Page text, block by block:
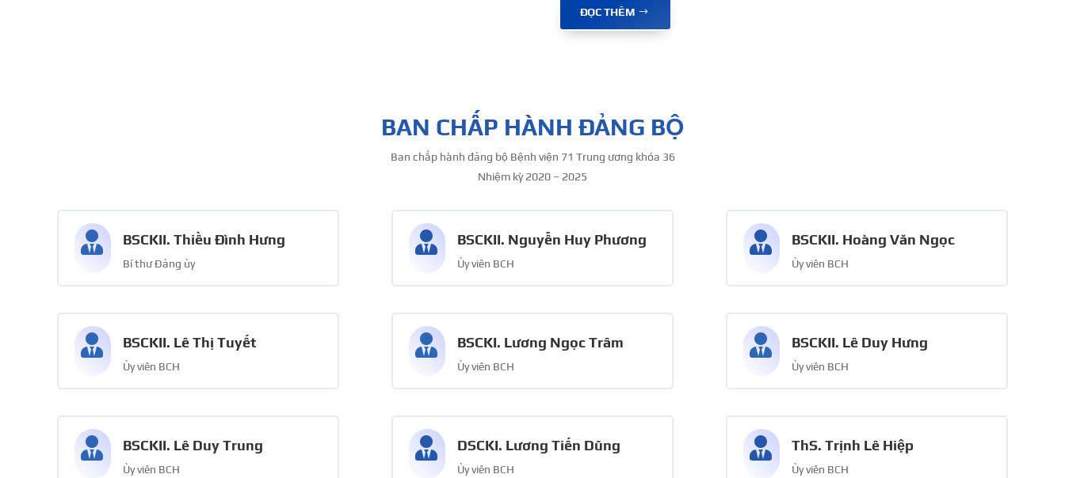
ĐỌC THÊM
BAN CHẤP HÀNH ĐẢNG BỘ
Ban chấp hành đảng bộ Bệnh viện 71 Trung ương khóa 36
Nhiệm kỳ 2020 – 2025
 BSCKII. Thiều Đình Hưng
Bí thư Đảng ủy
 BSCKII. Lê Thị Tuyết
Ủy viên BCH
 BSCKII. Lê Duy Trung
Ủy viên BCH
 BSCKII. Nguyễn Huy Phương
Ủy viên BCH
 BSCKI. Lương Ngọc Trâm
Ủy viên BCH
 DSCKI. Lương Tiến Dũng
Ủy viên BCH
 BSCKII. Hoàng Văn Ngọc
Ủy viên BCH
 BSCKII. Lê Duy Hưng
Ủy viên BCH
 ThS. Trịnh Lê Hiệp
Ủy viên BCH